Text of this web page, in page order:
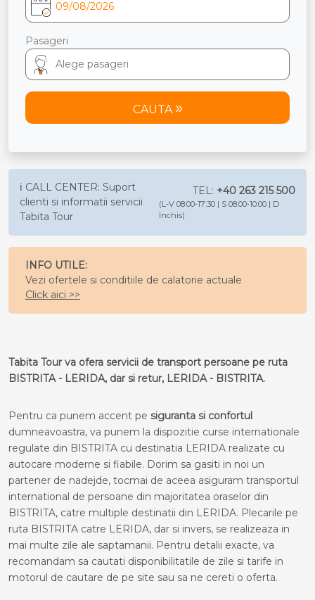
Pasageri
CAUTA
ℹ️ CALL CENTER: Suport
clienti si informatii servicii
Tabita Tour
TEL: +40 263 215 500
(L-V 08:00-17:30 | S 08:00-10:00 | D
Inchis)
INFO UTILE:
Vezi ofertele si conditiile de calatorie actuale
Click aici >>
Tabita Tour va ofera servicii de transport persoane pe ruta
BISTRITA - LERIDA, dar si retur, LERIDA - BISTRITA.
Pentru ca punem accent pe siguranta si confortul
dumneavoastra, va punem la dispozitie curse internationale
regulate din BISTRITA cu destinatia LERIDA realizate cu
autocare moderne si fiabile. Dorim sa gasiti in noi un
partener de nadejde, tocmai de aceea asiguram transportul
international de persoane din majoritatea oraselor din
BISTRITA, catre multiple destinatii din LERIDA. Plecarile pe
ruta BISTRITA catre LERIDA, dar si invers, se realizeaza in
mai multe zile ale saptamanii. Pentru detalii exacte, va
recomandam sa cautati disponibilitatile de zile si tarife in
motorul de cautare de pe site sau sa ne cereti o oferta.